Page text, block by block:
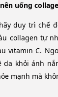
uống
duy trì chế
collagen tự
vitamin C.
da khỏi ánh
mạnh mà